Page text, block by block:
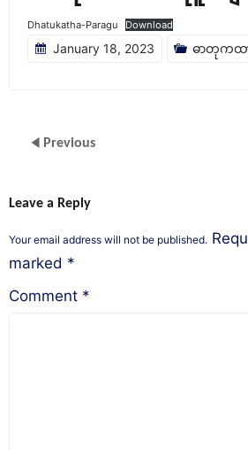
Dhatukatha-Paragu Download
January 18, 2023 ဓာတုကထ
Previous
Leave a Reply
Your email address will not be published.
marked *
Comment *